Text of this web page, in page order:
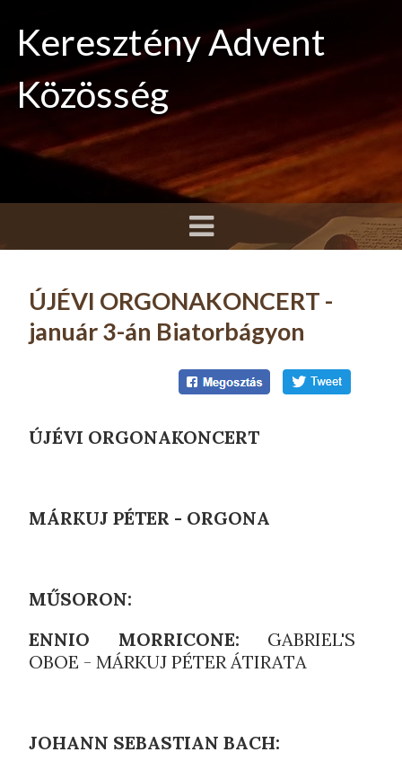
Keresztény Advent
Közösség
ÚJÉVI ORGONAKONCERT -
január 3-án Biatorbágyon
ÚJÉVI ORGONAKONCERT
MÁRKUJ PÉTER - ORGONA
MŰSORON:
ENNIO MORRICONE: GABRIEL'S
OBOE - MÁRKUJ PÉTER ÁTIRATA
JOHANN SEBASTIAN BACH: